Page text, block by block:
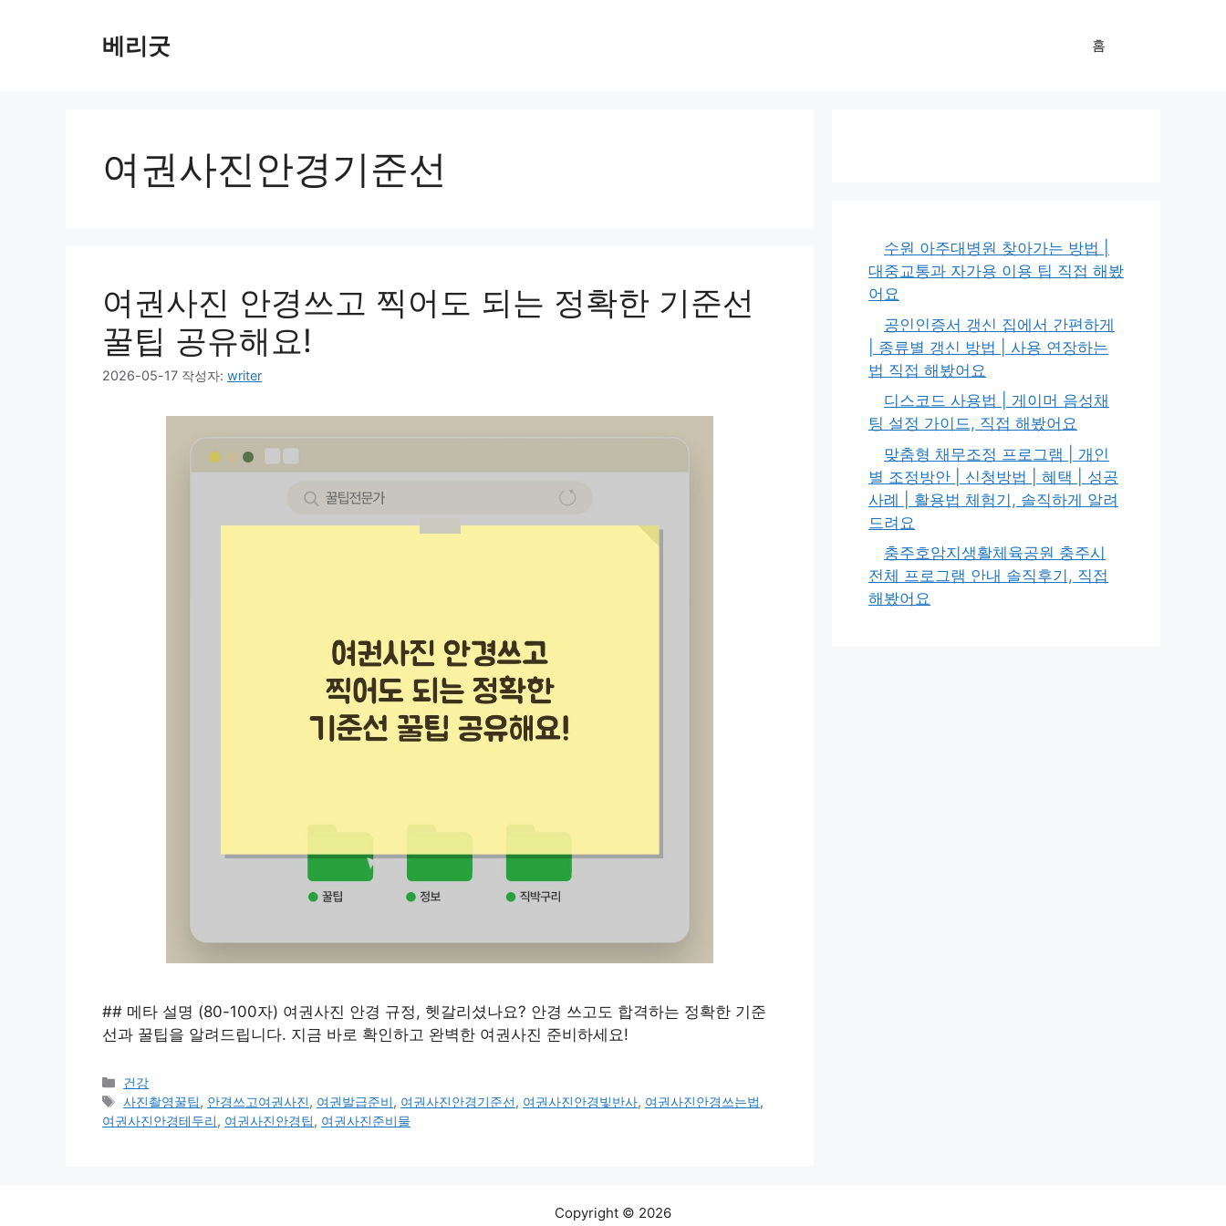
베리굿 홈
여권사진안경기준선
여권사진 안경쓰고 찍어도 되는 정확한 기준선
꿀팁 공유해요!
2026-05-17 작성자: writer
## 메타 설명 (80-100자) 여권사진 안경 규정, 헷갈리셨나요? 안경 쓰고도 합격하는 정확한 기준
선과 꿀팁을 알려드립니다. 지금 바로 확인하고 완벽한 여권사진 준비하세요!
카
테
고
건강
태
그
사진촬영꿀팁, 안경쓰고여권사진, 여권발급준비, 여권사진안경기준선, 여권사진안경빛반사, 여권사진안경쓰는법,
여권사진안경테두리, 여권사진안경팁, 여권사진준비물
수원 아주대병원 찾아가는 방법 |
대중교통과 자가용 이용 팁 직접 해봤
어요
공인인증서 갱신 집에서 간편하게
| 종류별 갱신 방법 | 사용 연장하는
법 직접 해봤어요
디스코드 사용법 | 게이머 음성채
팅 설정 가이드, 직접 해봤어요
맞춤형 채무조정 프로그램 | 개인
별 조정방안 | 신청방법 | 혜택 | 성공
사례 | 활용법 체험기, 솔직하게 알려
드려요
충주호암지생활체육공원 충주시
전체 프로그램 안내 솔직후기, 직접
해봤어요
Copyright © 2026